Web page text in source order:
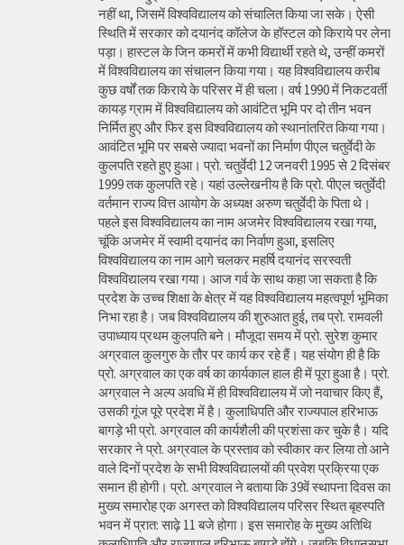
नहीं था, जिसमें विश्वविद्यालय को संचालित किया जा सके। ऐसी
स्थिति में सरकार को दयानंद कॉलेज के हॉस्टल को किराये पर लेना
पड़ा। हास्टल के जिन कमरों में कभी विद्यार्थी रहते थे, उन्हीं कमरों
में विश्वविद्यालय का संचालन किया गया। यह विश्वविद्यालय करीब
कुछ वर्षों तक किराये के परिसर में ही चला। वर्ष 1990 में निकटवर्ती
कायड़ ग्राम में विश्वविद्यालय को आवंटित भूमि पर दो तीन भवन
निर्मित हुए और फिर इस विश्वविद्यालय को स्थानांतरित किया गया।
आवंटित भूमि पर सबसे ज्यादा भवनों का निर्माण पीएल चतुर्वेदी के
कुलपति रहते हुए हुआ। प्रो. चतुर्वेदी 12 जनवरी 1995 से 2 दिसंबर
1999 तक कुलपति रहे। यहां उल्लेखनीय है कि प्रो. पीएल चतुर्वेदी
वर्तमान राज्य वित्त आयोग के अध्यक्ष अरुण चतुर्वेदी के पिता थे।
पहले इस विश्वविद्यालय का नाम अजमेर विश्वविद्यालय रखा गया,
चूंकि अजमेर में स्वामी दयानंद का निर्वाण हुआ, इसलिए
विश्वविद्यालय का नाम आगे चलकर महर्षि दयानंद सरस्वती
विश्वविद्यालय रखा गया। आज गर्व के साथ कहा जा सकता है कि
प्रदेश के उच्च शिक्षा के क्षेत्र में यह विश्वविद्यालय महत्वपूर्ण भूमिका
निभा रहा है। जब विश्वविद्यालय की शुरुआत हुई, तब प्रो. रामवली
उपाध्याय प्रथम कुलपति बने। मौजूदा समय में प्रो. सुरेश कुमार
अग्रवाल कुलगुरु के तौर पर कार्य कर रहे हैं। यह संयोग ही है कि
प्रो. अग्रवाल का एक वर्ष का कार्यकाल हाल ही में पूरा हुआ है। प्रो.
अग्रवाल ने अल्प अवधि में ही विश्वविद्यालय में जो नवाचार किए हैं,
उसकी गूंज पूरे प्रदेश में है। कुलाधिपति और राज्यपाल हरिभाऊ
बागड़े भी प्रो. अग्रवाल की कार्यशैली की प्रशंसा कर चुके है। यदि
सरकार ने प्रो. अग्रवाल के प्रस्ताव को स्वीकार कर लिया तो आने
वाले दिनों प्रदेश के सभी विश्वविद्यालयों की प्रवेश प्रक्रिया एक
समान ही होगी। प्रो. अग्रवाल ने बताया कि 39वें स्थापना दिवस का
मुख्य समारोह एक अगस्त को विश्वविद्यालय परिसर स्थित बृहस्पति
भवन में प्रात: साढ़े 11 बजे होगा। इस समारोह के मुख्य अतिथि